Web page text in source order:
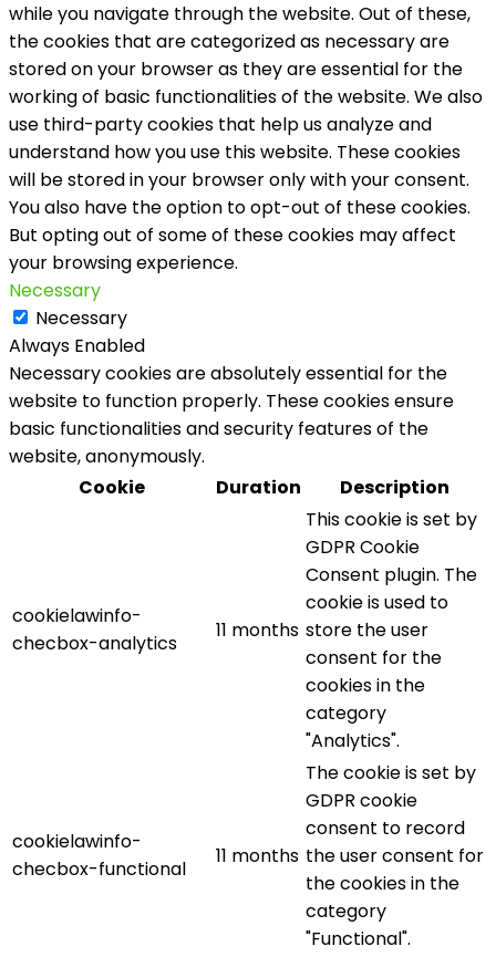
while you navigate through the website. Out of these,
the cookies that are categorized as necessary are
stored on your browser as they are essential for the
working of basic functionalities of the website. We also
use third-party cookies that help us analyze and
understand how you use this website. These cookies
will be stored in your browser only with your consent.
You also have the option to opt-out of these cookies.
But opting out of some of these cookies may affect
your browsing experience.
Necessary
Necessary
Always Enabled
Necessary cookies are absolutely essential for the
website to function properly. These cookies ensure
basic functionalities and security features of the
website, anonymously.
Cookie
Duration Description
cookielawinfo-
checbox-analytics
11 months
This cookie is set by
GDPR Cookie
Consent plugin. The
cookie is used to
store the user
consent for the
cookies in the
category
"Analytics".
cookielawinfo-
checbox-functional
11 months
The cookie is set by
GDPR cookie
consent to record
the user consent for
the cookies in the
category
"Functional".